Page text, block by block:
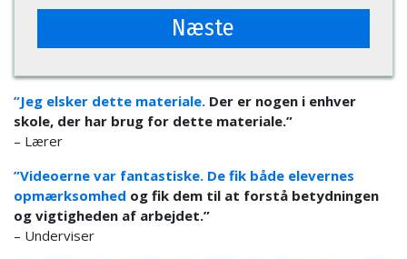
Næste
”Jeg elsker dette materiale. Der er nogen i enhver
skole, der har brug for dette materiale.”
– Lærer
”Videoerne var fantastiske. De fik både elevernes
opmærksomhed og fik dem til at forstå betydningen
og vigtigheden af arbejdet.”
– Underviser